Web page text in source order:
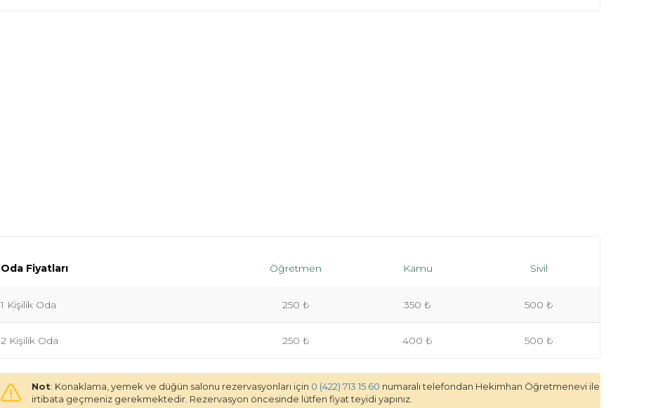
Oda Fiyatları Öğretmen Kamu Sivil
1 Kişilik Oda 250 ₺ 350 ₺ 500 ₺
2 Kişilik Oda 250 ₺ 400 ₺ 500 ₺
Not: Konaklama, yemek ve düğün salonu rezervasyonları için 0 (422) 713 15 60 numaralı telefondan Hekimhan Öğretmenevi ile
irtibata geçmeniz gerekmektedir. Rezervasyon öncesinde lütfen fiyat teyidi yapınız.